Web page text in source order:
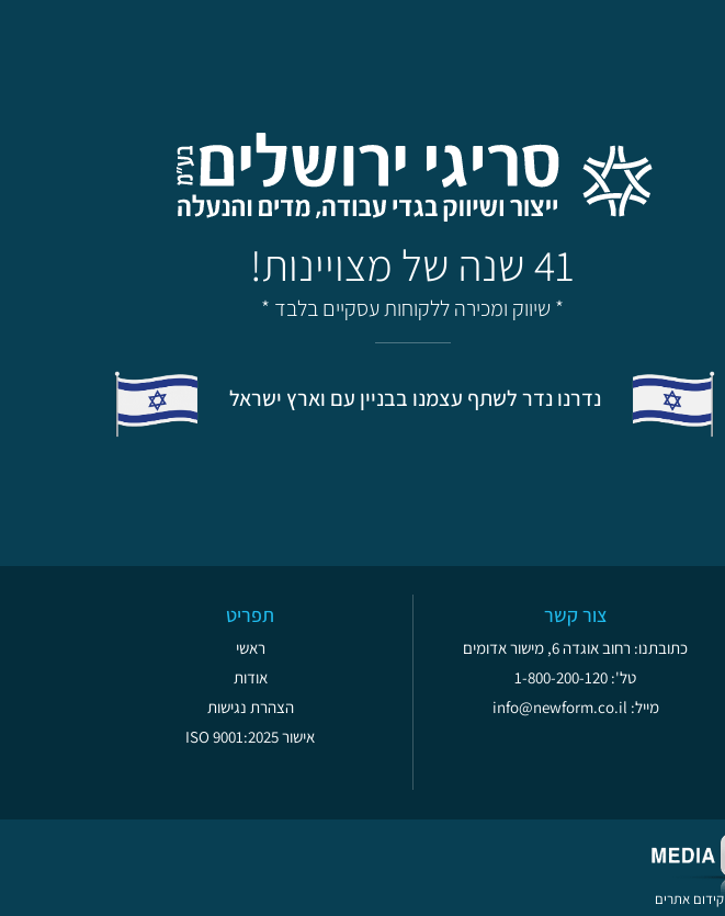
41 שנה של מצויינות!
* שיווק ומכירה ללקוחות עסקיים בלבד *
נדרנו נדר לשתף עצמנו בבניין עם וארץ ישראל
צור קשר
כתובתנו: רחוב אוגדה 6, מישור אדומים
טל': 1-800-200-120
מייל: info@newform.co.il
תפריט
ראשי
אודות
הצהרת נגישות
אישור ISO 9001:2025
קידום אתרים